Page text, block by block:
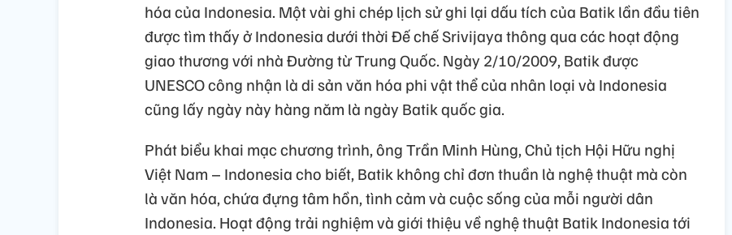
hóa của Indonesia. Một vài ghi chép lịch sử ghi lại dấu tích của Batik lần đầu tiên
được tìm thấy ở Indonesia dưới thời Đế chế Srivijaya thông qua các hoạt động
giao thương với nhà Đường từ Trung Quốc. Ngày 2/10/2009, Batik được
UNESCO công nhận là di sản văn hóa phi vật thể của nhân loại và Indonesia
cũng lấy ngày này hàng năm là ngày Batik quốc gia.
Phát biểu khai mạc chương trình, ông Trần Minh Hùng, Chủ tịch Hội Hữu nghị
Việt Nam – Indonesia cho biết, Batik không chỉ đơn thuần là nghệ thuật mà còn
là văn hóa, chứa đựng tâm hồn, tình cảm và cuộc sống của mỗi người dân
Indonesia. Hoạt động trải nghiệm và giới thiệu về nghệ thuật Batik Indonesia tới